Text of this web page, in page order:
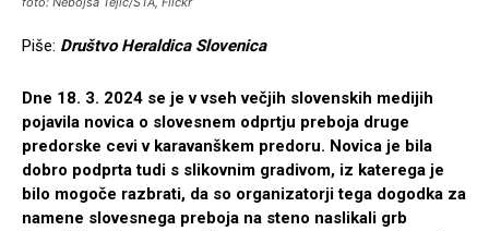
Piše: Društvo Heraldica Slovenica
Dne 18. 3. 2024 se je v vseh večjih slovenskih medijih
pojavila novica o slovesnem odprtju preboja druge
predorske cevi v karavanškem predoru. Novica je bila
dobro podprta tudi s slikovnim gradivom, iz katerega je
bilo mogoče razbrati, da so organizatorji tega dogodka za
namene slovesnega preboja na steno naslikali grb